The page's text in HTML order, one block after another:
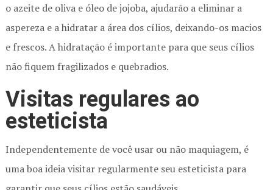
o azeite de oliva e óleo de jojoba, ajudarão a eliminar a
aspereza e a hidratar a área dos cílios, deixando-os macios
e frescos. A hidratação é importante para que seus cílios
não fiquem fragilizados e quebradios.
Visitas regulares ao
esteticista
Independentemente de você usar ou não maquiagem, é
uma boa ideia visitar regularmente seu esteticista para